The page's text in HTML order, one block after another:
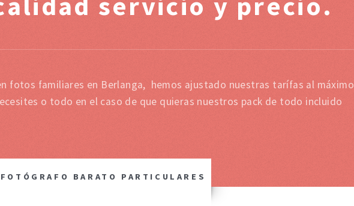
fotos familiares en Berlanga, hemos ajustado nuestras tarífas al máximo
o todo en el caso de que quieras nuestros pack de todo incluido
FOTÓGRAFO BARATO PARTICULARES